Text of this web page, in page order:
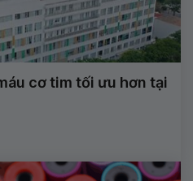
cơ tim tối ưu hơn tại